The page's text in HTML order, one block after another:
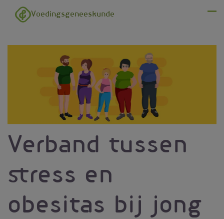
Overslaan en naar de inhoud gaan
Voedingsgeneeskunde
Verband tussen
stress en
obesitas bij jong